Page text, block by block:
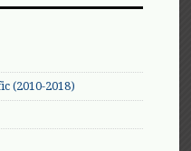
(2010-2018)